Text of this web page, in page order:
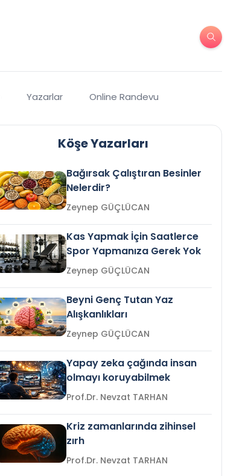
Yazarlar Online Randevu
Köşe Yazarları
Bağırsak Çalıştıran Besinler
Nelerdir?
Zeynep GÜÇLÜCAN
Kas Yapmak İçin Saatlerce
Spor Yapmanıza Gerek Yok
Zeynep GÜÇLÜCAN
Beyni Genç Tutan Yaz
Alışkanlıkları
Zeynep GÜÇLÜCAN
Yapay zeka çağında insan
olmayı koruyabilmek
Prof.Dr. Nevzat TARHAN
Kriz zamanlarında zihinsel
zırh
Prof.Dr. Nevzat TARHAN